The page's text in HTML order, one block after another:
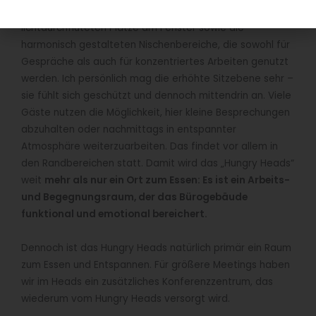
lichtdurchfluteten Plätze am Fenster sowie die
harmonisch gestalteten Nischenbereiche, die sowohl für
Gespräche als auch für konzentriertes Arbeiten genutzt
werden. Ich persönlich mag die erhöhte Sitzebene sehr –
sie fühlt sich geschützt und dennoch mittendrin an. Viele
Gäste nutzen die Möglichkeit, hier kleine Besprechungen
abzuhalten oder nachmittags in entspannter
Atmosphäre weiterzuarbeiten. Das findet vor allem in
den Randbereichen statt. Damit wird das „Hungry Heads“
weit mehr als nur ein Ort zum Essen: Es ist ein Arbeits-
und Begegnungsraum, der das Bürogebäude
funktional und emotional bereichert.
Dennoch ist das Hungry Heads natürlich primär ein Raum
zum Essen und Entspannen. Für größere Meetings haben
wir im Heads ein zusätzliches Konferenzzentrum, das
wiederum vom Hungry Heads versorgt wird.